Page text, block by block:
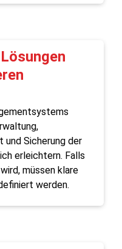
und Sicherung der
erleichtern. Falls
müssen klare
werden.